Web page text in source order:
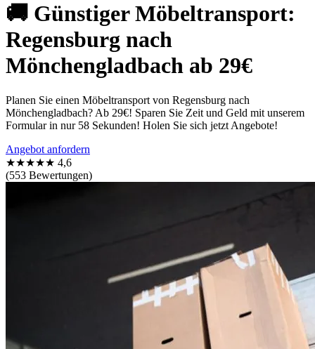
🚚 Günstiger Möbeltransport:
Regensburg nach
Mönchengladbach ab 29€
Planen Sie einen Möbeltransport von Regensburg nach
Mönchengladbach? Ab 29€! Sparen Sie Zeit und Geld mit unserem
Formular in nur 58 Sekunden! Holen Sie sich jetzt Angebote!
Angebot anfordern
★★★★★ 4,6
(553 Bewertungen)